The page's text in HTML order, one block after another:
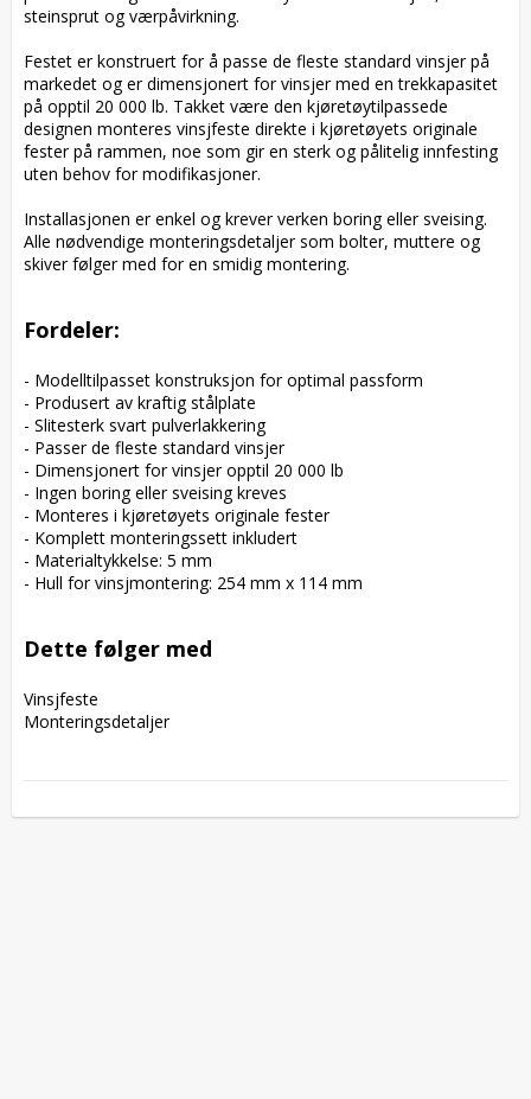
steinsprut og værpåvirkning.
Festet er konstruert for å passe de fleste standard vinsjer på
markedet og er dimensjonert for vinsjer med en trekkapasitet
på opptil 20 000 lb. Takket være den kjøretøytilpassede
designen monteres vinsjfeste direkte i kjøretøyets originale
fester på rammen, noe som gir en sterk og pålitelig innfesting
uten behov for modifikasjoner.
Installasjonen er enkel og krever verken boring eller sveising.
Alle nødvendige monteringsdetaljer som bolter, muttere og
skiver følger med for en smidig montering.
Fordeler:
- Modelltilpasset konstruksjon for optimal passform
- Produsert av kraftig stålplate
- Slitesterk svart pulverlakkering
- Passer de fleste standard vinsjer
- Dimensjonert for vinsjer opptil 20 000 lb
- Ingen boring eller sveising kreves
- Monteres i kjøretøyets originale fester
- Komplett monteringssett inkludert
- Materialtykkelse: 5 mm
- Hull for vinsjmontering: 254 mm x 114 mm
Dette følger med
Vinsjfeste
Monteringsdetaljer